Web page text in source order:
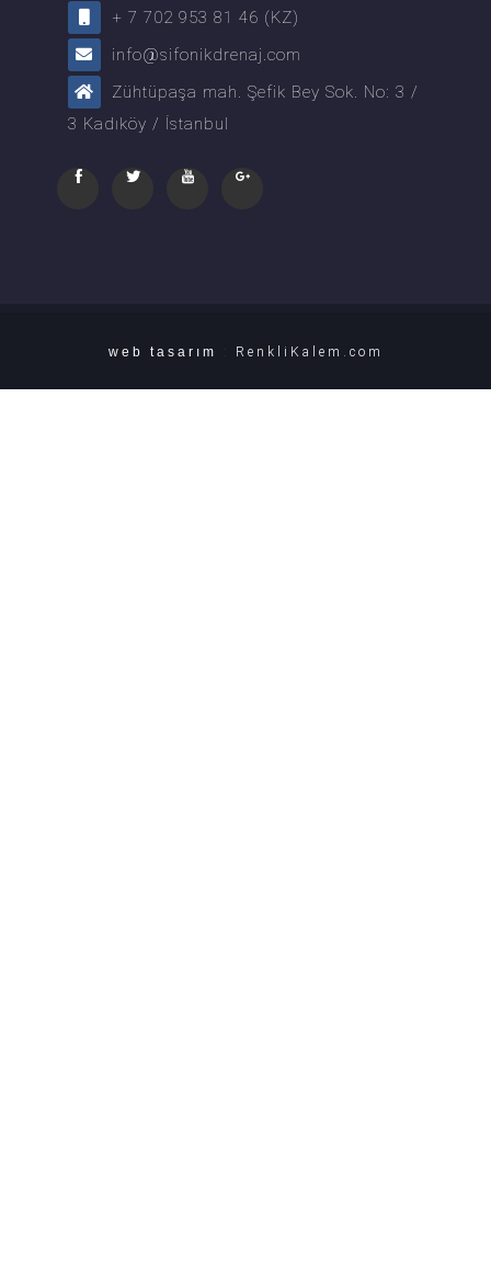
+ 7 702 953 81 46 (KZ)
info@sifonikdrenaj.com
Zühtüpaşa mah. Şefik Bey Sok. No: 3 /
3 Kadıköy / İstanbul
web tasarım RenkliKalem.com